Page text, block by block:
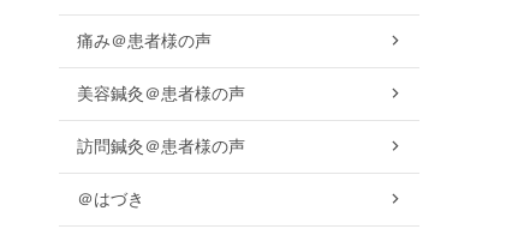
痛み＠患者様の声
美容鍼灸＠患者様の声
訪問鍼灸＠患者様の声
＠はづき